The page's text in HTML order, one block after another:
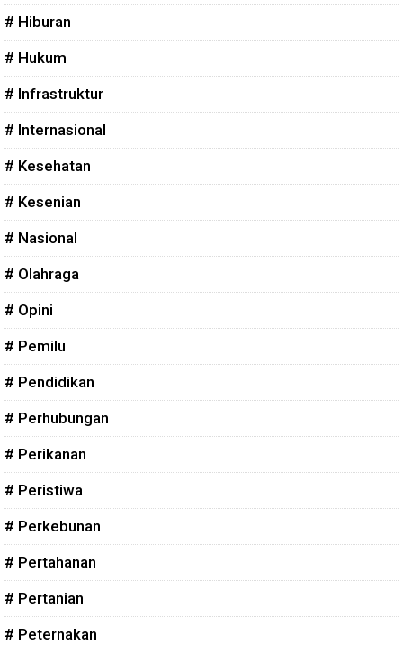
# Hiburan
# Hukum
# Infrastruktur
# Internasional
# Kesehatan
# Kesenian
# Nasional
# Olahraga
# Opini
# Pemilu
# Pendidikan
# Perhubungan
# Perikanan
# Peristiwa
# Perkebunan
# Pertahanan
# Pertanian
# Peternakan